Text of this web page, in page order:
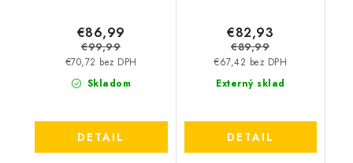
Skladom
€70,72 bez DPH
€86,99
€99,99
DETAIL
Externý sklad
€67,42 bez DPH
€82,93
€89,99
DETAIL